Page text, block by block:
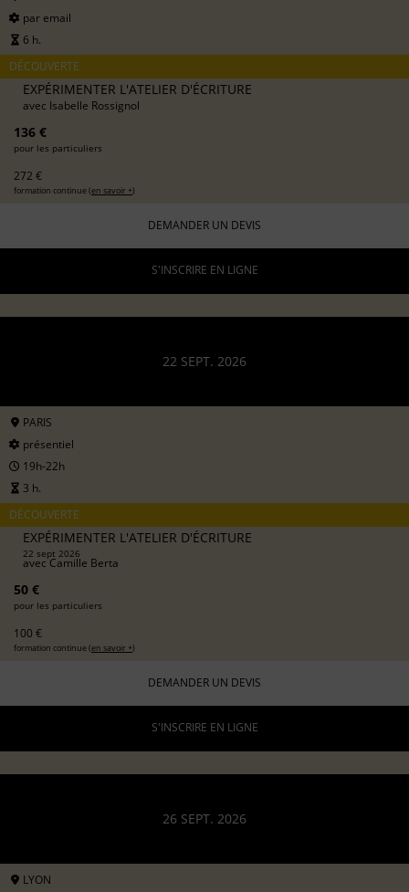
par email
6 h.
DÉCOUVERTE
EXPÉRIMENTER L'ATELIER D'ÉCRITURE
avec Isabelle Rossignol
136 €
pour les particuliers
272 €
formation continue (en savoir +)
DEMANDER UN DEVIS
S'INSCRIRE EN LIGNE
22 SEPT. 2026
PARIS
présentiel
19h-22h
3 h.
DÉCOUVERTE
EXPÉRIMENTER L'ATELIER D'ÉCRITURE
22 sept 2026
avecCamille Berta
50 €
pour les particuliers
100 €
formation continue (en savoir +)
DEMANDER UN DEVIS
S'INSCRIRE EN LIGNE
26 SEPT. 2026
LYON